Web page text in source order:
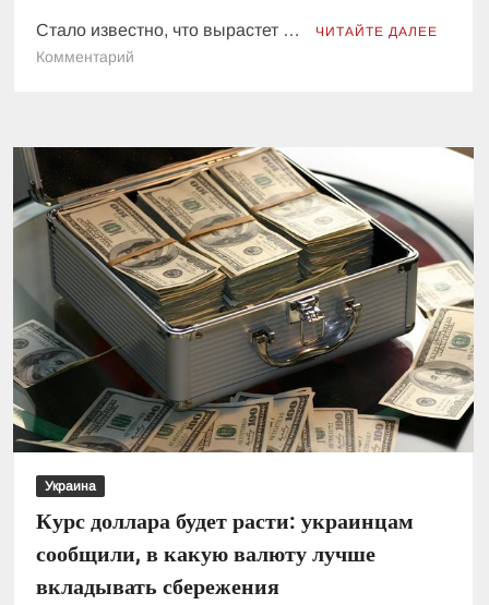
Стало известно, что вырастет … ЧИТАЙТЕ ДАЛЕЕ
Комментарий
грядущем
повышении
цен
на
продукты:
что
подорожает
больше
всего
Украина
Курс доллара будет расти: украинцам
сообщили, в какую валюту лучше
вкладывать сбережения